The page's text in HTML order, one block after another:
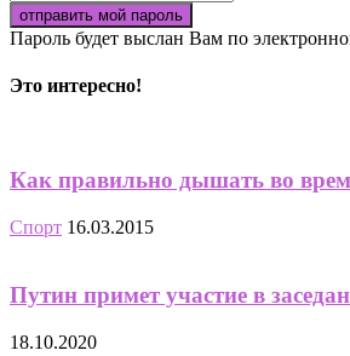
Пароль будет выслан Вам по
Это интересно!
Как правильно дышать во
Спорт 16.03.2015
Путин примет участие в
18.10.2020